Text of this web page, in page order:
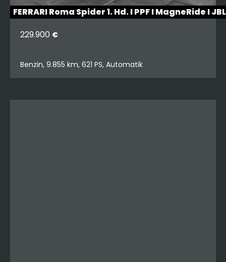
FERRARI Roma Spider 1. Hd. I PPF I MagneRide I
229.900 €
Benzin, 9.855 km, 621 PS, Automatik